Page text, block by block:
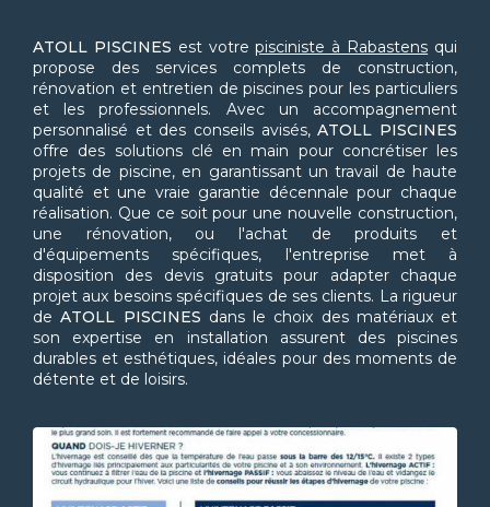
ATOLL PISCINES est votrepisciniste à Rabastens qui
propose des services complets de construction,
rénovation et entretien de piscines pour les particuliers
et les professionnels. Avec un accompagnement
personnalisé et des conseils avisés,ATOLL PISCINES
offre des solutions clé en main pour concrétiser les
projets de piscine, en garantissant un travail de haute
qualité et une vraie garantie décennale pour chaque
réalisation. Que ce soit pour une nouvelle construction,
une rénovation, ou l'achat de produits et
d'équipements spécifiques, l'entreprise met à
disposition des devis gratuits pour adapter chaque
projet aux besoins spécifiques de ses clients. La rigueur
deATOLL PISCINES dans le choix des matériaux et
son expertise en installation assurent des piscines
durables et esthétiques, idéales pour des moments de
détente et de loisirs.